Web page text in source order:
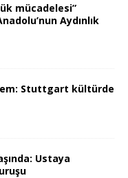
mücadelesi”
Aydınlık
Stuttgart kültürde
Ustaya